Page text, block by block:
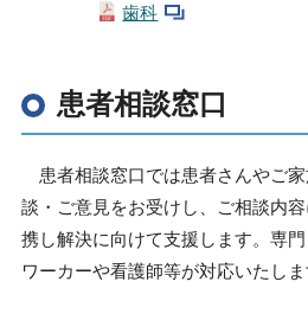
歯科
患者相談窓口
患者相談窓口では患者さんやご
談・ご意見をお受けし、ご相談内
携し解決に向けて支援します。専
ワーカーや看護師等が対応いたしま